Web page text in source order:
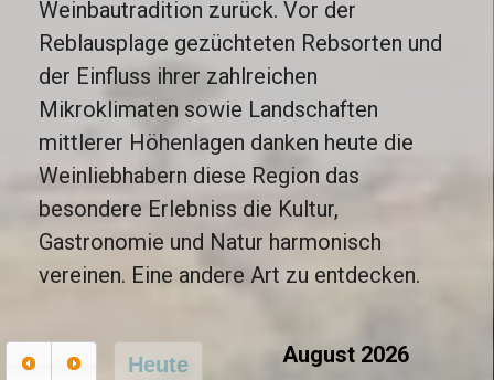
Weinbautradition zurück. Vor der
Reblausplage gezüchteten Rebsorten und
der Einfluss ihrer zahlreichen
Mikroklimaten sowie Landschaften
mittlerer Höhenlagen danken heute die
Weinliebhabern diese Region das
besondere Erlebniss die Kultur,
Gastronomie und Natur harmonisch
vereinen. Eine andere Art zu entdecken.
Heute August 2026